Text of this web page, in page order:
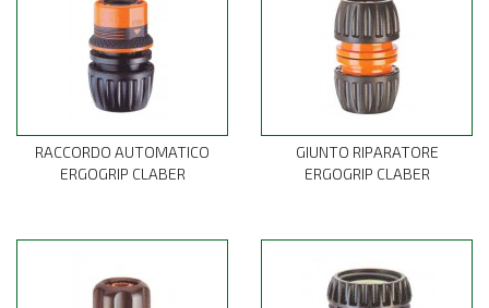
RACCORDO AUTOMATICO
ERGOGRIP CLABER
GIUNTO RIPARATORE
ERGOGRIP CLABER